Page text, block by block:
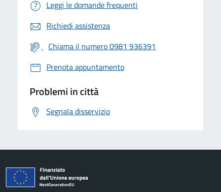
Leggi le domande frequenti
Richiedi assistenza
Chiama il numero 0981 936391
Prenota appuntamento
Problemi in città
Segnala disservizio